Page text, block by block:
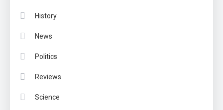
History
News
Politics
Reviews
Science